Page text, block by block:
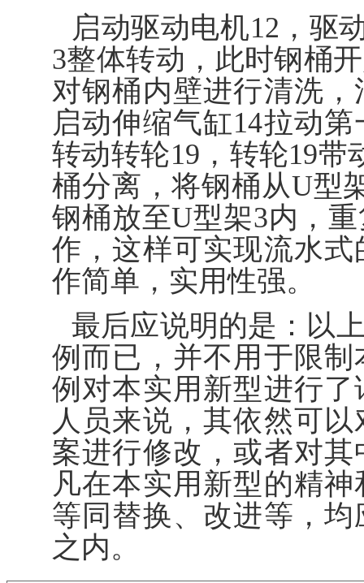
启动驱动电机12，驱
3整体转动，此时钢桶
对钢桶内壁进行清洗
启动伸缩气缸14拉动
转动转轮19，转轮19带
桶分离，将钢桶从U型
钢桶放至U型架3内，
作，这样可实现流水
作简单，实用性强。
最后应说明的是：以
例而已，并不用于限
例对本实用新型进行
人员来说，其依然可
案进行修改，或者对
凡在本实用新型的精
等同替换、改进等，
之内。